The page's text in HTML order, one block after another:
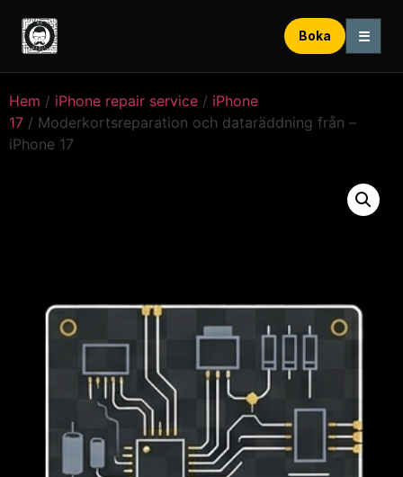
Boka ☰
Hem / iPhone repair service / iPhone
17 / Moderkortsreparation och dataräddning från –
iPhone 17